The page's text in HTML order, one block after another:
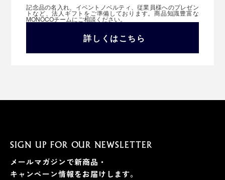
記念品の名入れ、イベントノベルティ、従業員様へのプレゼン
トなど、法人ギフトをご準備しております。商品知識豊富な
MONOCOチームにご相談ください。
詳しくはこちら
SIGN UP FOR OUR NEWSLETTER
メールマガジンで新商品・
キャンペーン情報をお届けします。